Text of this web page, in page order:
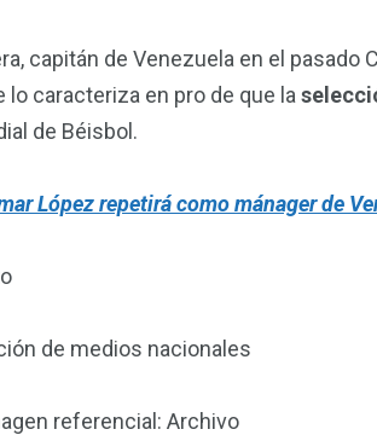
capitán de Venezuela en el pasado
lo caracteriza en pro de que la
de Béisbol.
López repetirá como mánager de
de medios nacionales
referencial: Archivo